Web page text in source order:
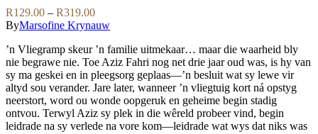
be
chosen
on
the
product
page
variants.
The
options
may
be
chosen
on
the
product
page
R129.00 – R319.00Price
range:
through
R319.00
ByMarsofine Krynauw
’n Vliegramp skeur ’n familie uitmekaar… maar die waarheid bly
nie begrawe nie. Toe Aziz Fahri nog net drie jaar oud was, is hy van
sy ma geskei en in pleegsorg geplaas—’n besluit wat sy lewe vir
altyd sou verander. Jare later, wanneer ’n vliegtuig kort ná opstyg
neerstort, word ou wonde oopgeruk en geheime begin stadig
ontvou. Terwyl Aziz sy plek in die wêreld probeer vind, begin
leidrade na sy verlede na vore kom—leidrade wat wys dat niks was